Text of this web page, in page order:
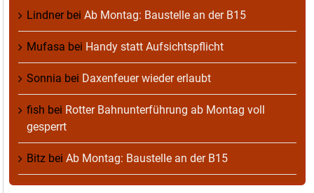
Lindnerbei Ab Montag: Baustelle an der B15
Mufasa bei Handy statt Aufsichtspflicht
Sonnia bei Daxenfeuer wieder erlaubt
fish bei Rotter Bahnunterführung ab Montag voll
gesperrt
Bitz bei Ab Montag: Baustelle an der B15